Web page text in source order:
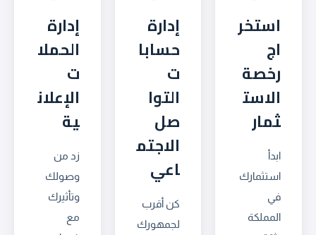
استخر
اج
رخصة
الاست
ثمار
ابدأ
استثمارك
في
المملكة
إدارة
حسابا
ت
التوا
صل
الاجتم
اعي
كن أقرب
لجمهورك
إدارة
الحملا
ت
الإعلان
ية
زد من
وصولك
وتأثيرك
مع